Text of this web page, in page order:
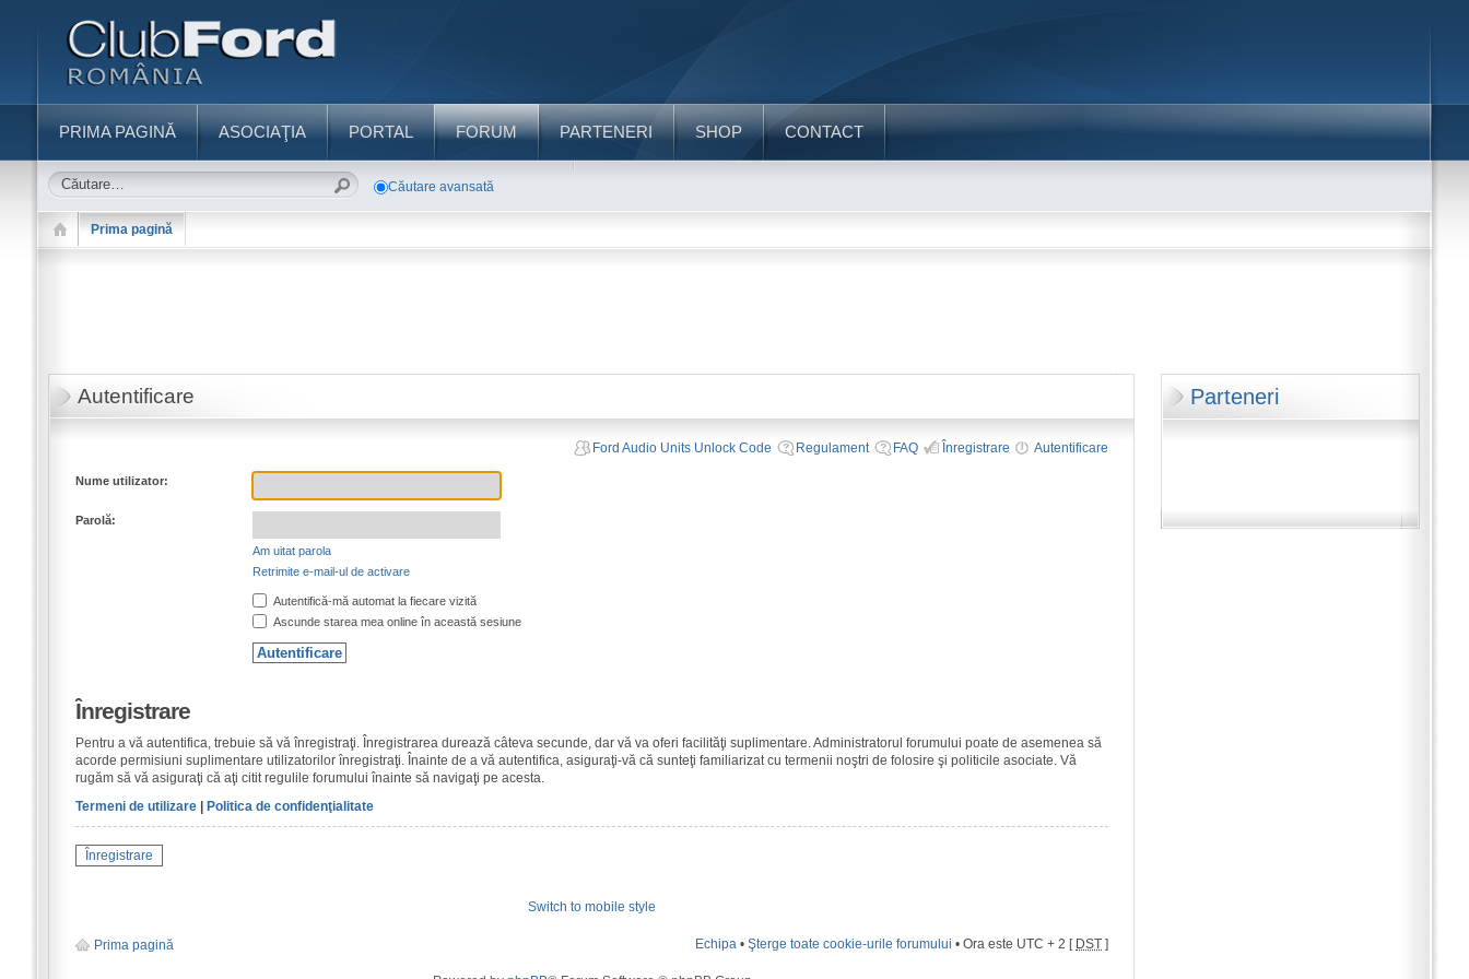
PRIMA PAGINĂ ASOCIAŢIA PORTAL FORUM PARTENERI SHOP CONTACT
Căutare avansată
Prima pagină
Parteneri
Autentificare
Ford Audio Units Unlock Code Regulament FAQ Înregistrare Autentificare
Nume utilizator:
Parolă:
Am uitat parola
Retrimite e-mail-ul de activare
Autentifică-mă automat la fiecare vizită
Ascunde starea mea online în această sesiune
Înregistrare
Pentru a vă autentifica, trebuie să vă înregistraţi. Înregistrarea durează câteva secunde, dar vă va oferi facilităţi suplimentare. Administratorul forumului poate de asemenea să
acorde permisiuni suplimentare utilizatorilor înregistraţi. Înainte de a vă autentifica, asiguraţi-vă că sunteţi familiarizat cu termenii noştri de folosire şi politicile asociate. Vă
rugăm să vă asiguraţi că aţi citit regulile forumului înainte să navigaţi pe acesta.
Termeni de utilizare| Politica de confidenţialitate
Înregistrare
Switch to mobile style
Prima pagină Echipa •Şterge toate cookie-urile forumului • Ora este UTC + 2 [ DST ]